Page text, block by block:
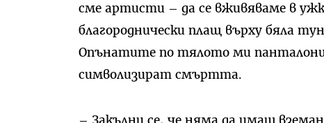
сме артисти – да се вживяваме в
благороднически плащ върху бяла
Опънатите по тялото ми панталони
символизират смъртта.